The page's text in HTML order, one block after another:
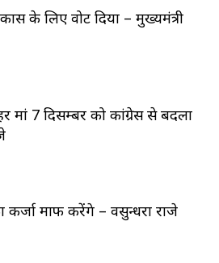
के लिए वोट दिया – मुख्यमंत्री
मां 7 दिसम्बर को कांग्रेस से बदला
कर्जा माफ करेंगे – वसुन्धरा राजे